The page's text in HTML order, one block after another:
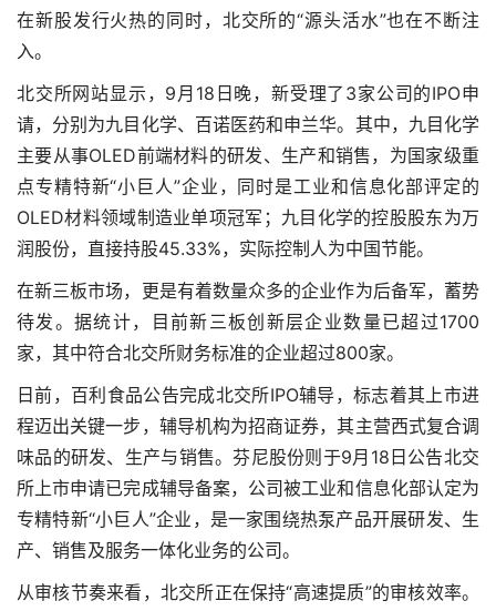
在新股发行火热的同时，北交所的“源头活水”也在不断注
入。
北交所网站显示，9月18日晚，新受理了3家公司的IPO申
请，分别为九目化学、百诺医药和申兰华。其中，九目化学
主要从事OLED前端材料的研发、生产和销售，为国家级重
点专精特新“小巨人”企业，同时是工业和信息化部评定的
OLED材料领域制造业单项冠军；九目化学的控股股东为万
润股份，直接持股45.33%，实际控制人为中国节能。
在新三板市场，更是有着数量众多的企业作为后备军，蓄势
待发。据统计，目前新三板创新层企业数量已超过1700
家，其中符合北交所财务标准的企业超过800家。
日前，百利食品公告完成北交所IPO辅导，标志着其上市进
程迈出关键一步，辅导机构为招商证券，其主营西式复合调
味品的研发、生产与销售。芬尼股份则于9月18日公告北交
所上市申请已完成辅导备案，公司被工业和信息化部认定为
专精特新“小巨人”企业，是一家围绕热泵产品开展研发、生
产、销售及服务一体化业务的公司。
从审核节奏来看，北交所正在保持“高速提质”的审核效率。